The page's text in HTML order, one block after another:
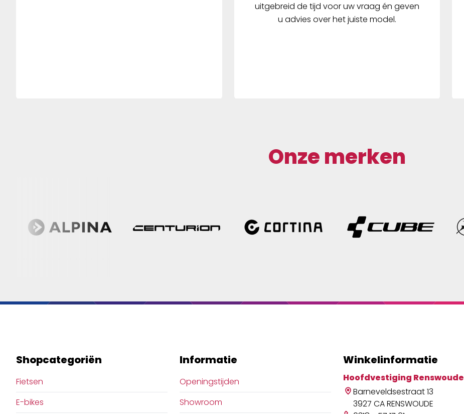
uitgebreid de tijd voor uw vraag én geven
u advies over het juiste model.
Onze merken
Shopcategoriën
Fietsen
E-bikes
Informatie
Openingstijden
Showroom
Winkelinformatie
Hoofdvestiging Renswoude
Barneveldsestraat 13
3927 CA RENSWOUDE